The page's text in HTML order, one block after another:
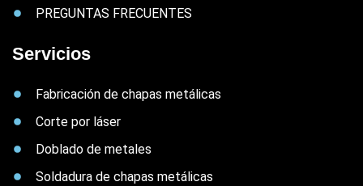
PREGUNTAS FRECUENTES
Servicios
Fabricación de chapas metálicas
Corte por láser
Doblado de metales
Soldadura de chapas metálicas